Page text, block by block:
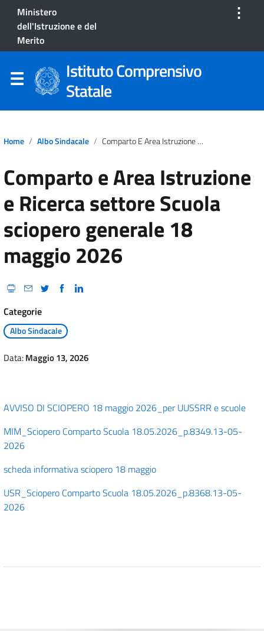
Ministero
dell'Istruzione e del
Merito
⋮
Istituto Comprensivo
Statale
Home Albo Sindacale Comparto E Area Istruzione E Ricerca Settore Scuola Sciopero Generale 18 Maggio 2026
Comparto e Area Istruzione
e Ricerca settore Scuola
sciopero generale 18
maggio 2026
Categorie
Albo Sindacale
Data:Maggio 13, 2026
AVVISO DI SCIOPERO 18 maggio 2026_per UUSSRR e scuole
MIM_Sciopero Comparto Scuola 18.05.2026_p.8349.13-05-
2026
scheda informativa sciopero 18 maggio
USR_Sciopero Comparto Scuola 18.05.2026_p.8368.13-05-
2026